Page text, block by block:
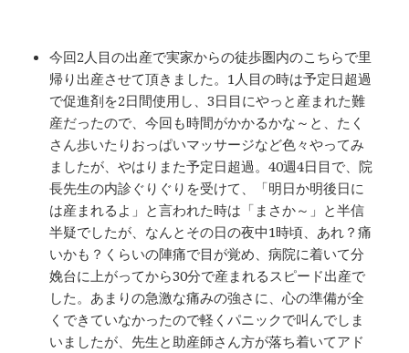
今回2人目の出産で実家からの徒歩圏内のこちらで里
帰り出産させて頂きました。1人目の時は予定日超過
で促進剤を2日間使用し、3日目にやっと産まれた難
産だったので、今回も時間がかかるかな～と、たく
さん歩いたりおっぱいマッサージなど色々やってみ
ましたが、やはりまた予定日超過。40週4日目で、院
長先生の内診ぐりぐりを受けて、「明日か明後日に
は産まれるよ」と言われた時は「まさか～」と半信
半疑でしたが、なんとその日の夜中1時頃、あれ？痛
いかも？くらいの陣痛で目が覚め、病院に着いて分
娩台に上がってから30分で産まれるスピード出産で
した。あまりの急激な痛みの強さに、心の準備が全
くできていなかったので軽くパニックで叫んでしま
いましたが、先生と助産師さん方が落ち着いてアド